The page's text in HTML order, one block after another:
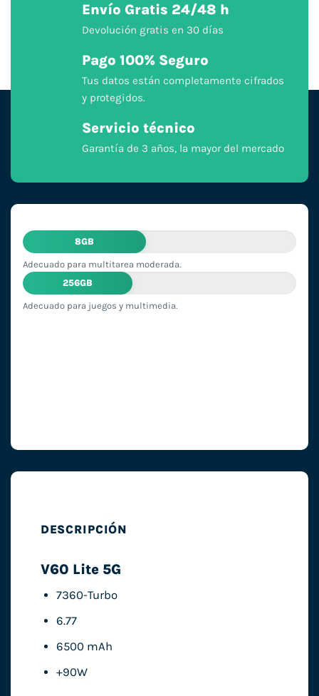
Envío Gratis 24/48 h
Devolución gratis en 30 días
Pago 100% Seguro
Tus datos están completamente cifrados
y protegidos.
Servicio técnico
Garantía de 3 años, la mayor del mercado
8GB
Adecuado para multitarea moderada.
256GB
Adecuado para juegos y multimedia.
DESCRIPCIÓN
V60 Lite 5G
7360-Turbo
6.77
6500 mAh
+90W